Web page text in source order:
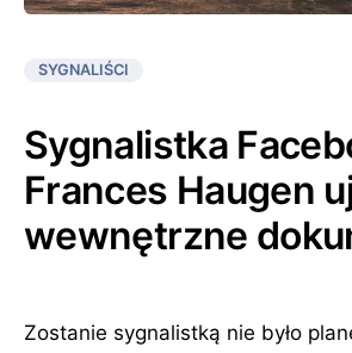
SYGNALIŚCI
Sygnalistka
Frances Haugen
wewnętrzne
Zostanie sygnalistką nie było